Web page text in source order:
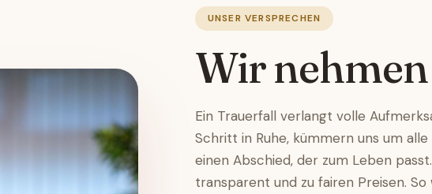
UNSER VERSPRECHEN
Wir
Ein Trauerfall verlangt volle
Schritt in Ruhe, kümmern uns um
einen Abschied, der zum Leben
transparent und zu fairen Preisen.